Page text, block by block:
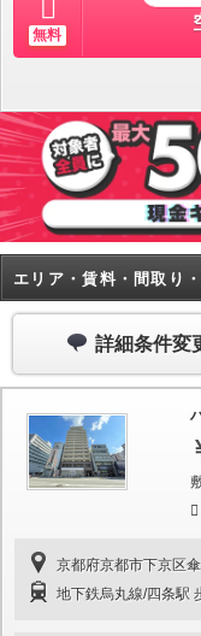
無料
エリア・賃料・間取り
詳細条件変
京都府京都市下京区
地下鉄烏丸線/四条駅